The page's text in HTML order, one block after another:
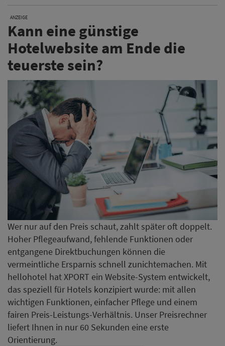
ANZEIGE
Kann eine günstige
Hotelwebsite am Ende die
teuerste sein?
Wer nur auf den Preis schaut, zahlt später oft doppelt.
Hoher Pflegeaufwand, fehlende Funktionen oder
entgangene Direktbuchungen können die
vermeintliche Ersparnis schnell zunichtemachen. Mit
hellohotel hat XPORT ein Website-System entwickelt,
das speziell für Hotels konzipiert wurde: mit allen
wichtigen Funktionen, einfacher Pflege und einem
fairen Preis-Leistungs-Verhältnis. Unser Preisrechner
liefert Ihnen in nur 60 Sekunden eine erste
Orientierung.